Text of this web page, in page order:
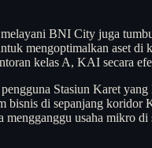
BNI City juga
mengoptimalkan aset
kelas A, KAI secara
Stasiun Karet
di sepanjang
usaha